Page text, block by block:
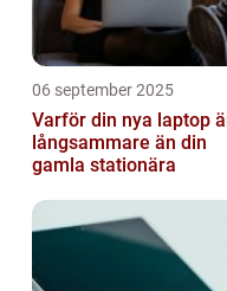
06 september 2025
Varför din nya laptop
långsammare än din
gamla stationära